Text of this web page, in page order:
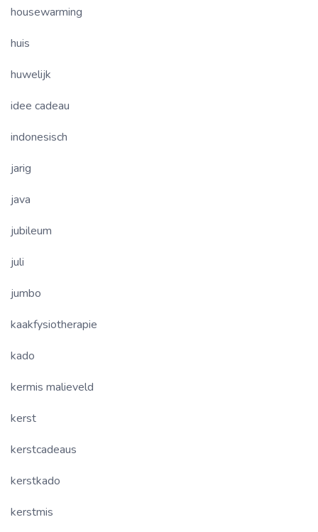
housewarming
huis
huwelijk
idee cadeau
indonesisch
jarig
java
jubileum
juli
jumbo
kaakfysiotherapie
kado
kermis malieveld
kerst
kerstcadeaus
kerstkado
kerstmis